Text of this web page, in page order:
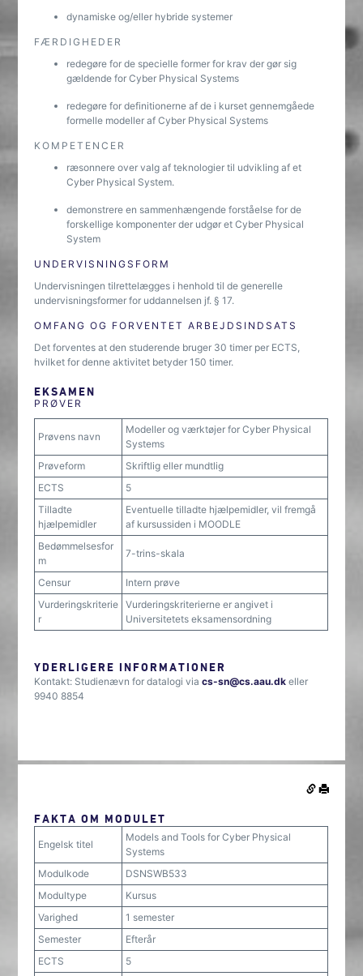
dynamiske og/eller hybride systemer
FÆRDIGHEDER
redegøre for de specielle former for krav der gør sig
gældende for Cyber Physical Systems
redegøre for definitionerne af de i kurset gennemgåede
formelle modeller af Cyber Physical Systems
KOMPETENCER
ræsonnere over valg af teknologier til udvikling af et
Cyber Physical System.
demonstrere en sammenhængende forståelse for de
forskellige komponenter der udgør et Cyber Physical
System
UNDERVISNINGSFORM
Undervisningen tilrettelægges i henhold til de generelle
undervisningsformer for uddannelsen jf. § 17.
OMFANG OG FORVENTET ARBEJDSINDSATS
Det forventes at den studerende bruger 30 timer per ECTS,
hvilket for denne aktivitet betyder 150 timer.
EKSAMEN
PRØVER
Prøvens navn
Modeller og værktøjer for Cyber Physical
Systems
Prøveform
Skriftlig eller mundtlig
ECTS
5
Tilladte
hjælpemidler
Eventuelle tilladte hjælpemidler, vil fremgå
af kursussiden i MOODLE
Bedømmelsesfor
m
7-trins-skala
Censur
Intern prøve
Vurderingskriterie
r
Vurderingskriterierne er angivet i
Universitetets eksamensordning
YDERLIGERE INFORMATIONER
Kontakt: Studienævn for datalogi viacs-sn@cs.aau.dk eller
9940 8854
FAKTA OM MODULET
Engelsk titel
Models and Tools for Cyber Physical
Systems
Modulkode
DSNSWB533
Modultype
Kursus
Varighed
1 semester
Semester
Efterår
ECTS
5